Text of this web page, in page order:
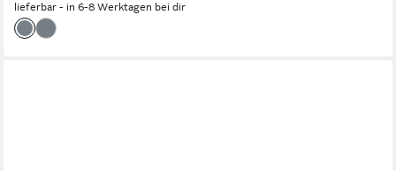
lieferbar - in 6-8 Werktagen bei dir